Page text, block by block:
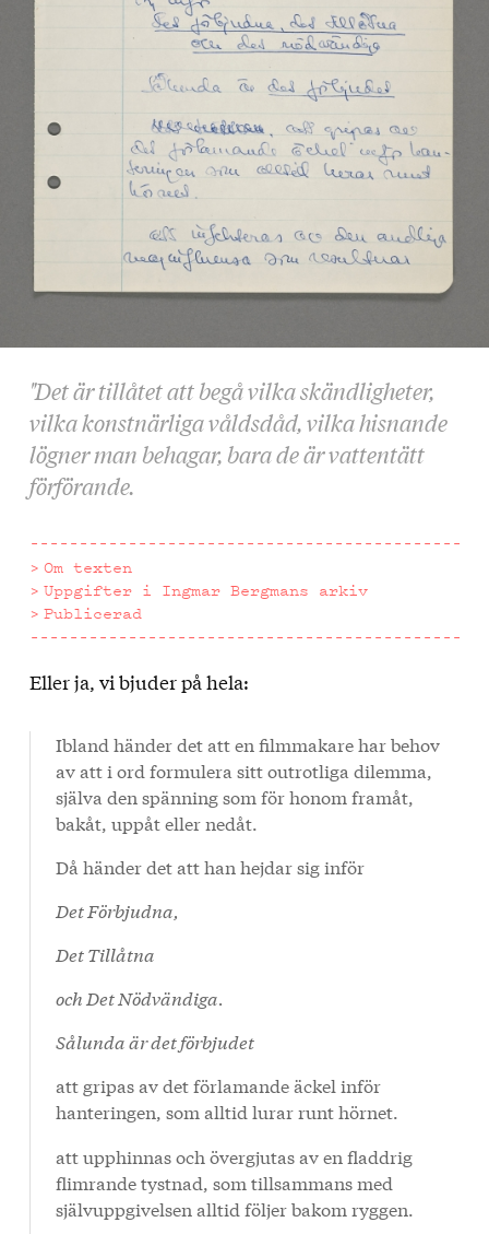
"Det är tillåtet att begå vilka skändligheter,
vilka konstnärliga våldsdåd, vilka hisnande
lögner man behagar, bara de är vattentätt
förförande.
Om texten
Uppgifter i Ingmar Bergmans arkiv
Publicerad
Om
texten
Eller ja, vi bjuder på hela:
Ibland händer det att en filmmakare har behov
av att i ord formulera sitt outrotliga dilemma,
själva den spänning som för honom framåt,
bakåt, uppåt eller nedåt.
Då händer det att han hejdar sig inför
Det Förbjudna,
Det Tillåtna
och Det Nödvändiga.
Sålunda är det förbjudet
att gripas av det förlamande äckel inför
hanteringen, som alltid lurar runt hörnet.
att upphinnas och övergjutas av en fladdrig
flimrande tystnad, som tillsammans med
självuppgivelsen alltid följer bakom ryggen.